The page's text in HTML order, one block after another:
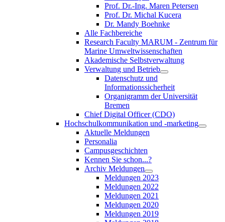
Prof. Dr.-Ing. Maren Petersen
Prof. Dr. Michal Kucera
Dr. Mandy Boehnke
Alle Fachbereiche
Research Faculty MARUM - Zentrum für
Marine Umweltwissenschaften
Akademische Selbstverwaltung
Verwaltung und Betrieb
Datenschutz und
Informationssicherheit
Organigramm der Universität
Bremen
Chief Digital Officer (CDO)
Hochschulkommunikation und -marketing
Aktuelle Meldungen
Personalia
Campusgeschichten
Kennen Sie schon...?
Archiv Meldungen
Meldungen 2023
Meldungen 2022
Meldungen 2021
Meldungen 2020
Meldungen 2019